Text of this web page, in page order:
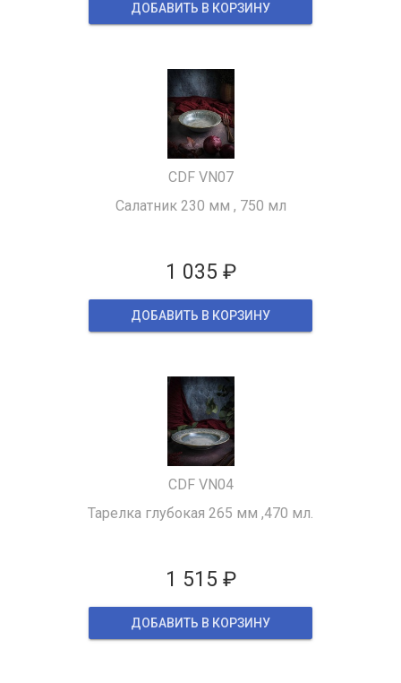
ДОБАВИТЬ В КОРЗИНУ
CDF VN07
Салатник 230 мм , 750 мл
1 035 ₽
ДОБАВИТЬ В КОРЗИНУ
CDF VN04
Тарелка глубокая 265 мм ,470 мл.
1 515 ₽
ДОБАВИТЬ В КОРЗИНУ